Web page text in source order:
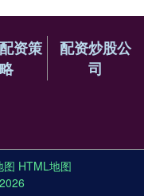
资策
略
配资炒股公
司
图 HTML地图